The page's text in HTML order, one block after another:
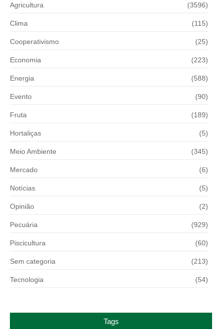
Agricultura (3596)
Clima (115)
Cooperativismo (25)
Economia (223)
Energia (588)
Evento (90)
Fruta (189)
Hortaliças (5)
Meio Ambiente (345)
Mercado (6)
Notícias (5)
Opinião (2)
Pecuária (929)
Piscicultura (60)
Sem categoria (213)
Tecnologia (54)
Tags